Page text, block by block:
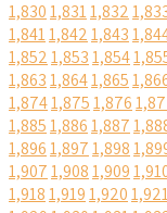
1,8301,8311,832
1,8411,8421,843
1,8521,8531,854
1,8631,8641,865
1,8741,8751,876
1,8851,8861,887
1,8961,8971,898
1,9071,9081,909
1,9181,9191,920